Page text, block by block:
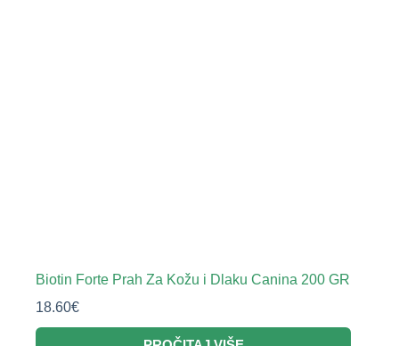
Biotin Forte Prah Za Kožu i Dlaku Canina 200 GR
18.60€